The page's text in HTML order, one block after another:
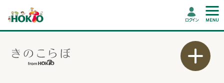
ログイン